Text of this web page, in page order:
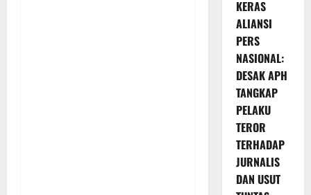
KERAS
ALIANSI
PERS
NASIONAL:
DESAK APH
TANGKAP
PELAKU
TEROR
TERHADAP
JURNALIS
DAN USUT